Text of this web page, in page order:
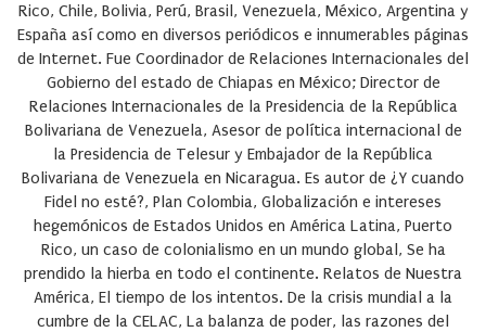
Rico, Chile, Bolivia, Perú, Brasil, Venezuela, México, Argentina y
España así como en diversos periódicos e innumerables páginas
de Internet. Fue Coordinador de Relaciones Internacionales del
Gobierno del estado de Chiapas en México; Director de
Relaciones Internacionales de la Presidencia de la República
Bolivariana de Venezuela, Asesor de política internacional de
la Presidencia de Telesur y Embajador de la República
Bolivariana de Venezuela en Nicaragua. Es autor de ¿Y cuando
Fidel no esté?, Plan Colombia, Globalización e intereses
hegemónicos de Estados Unidos en América Latina, Puerto
Rico, un caso de colonialismo en un mundo global, Se ha
prendido la hierba en todo el continente. Relatos de Nuestra
América, El tiempo de los intentos. De la crisis mundial a la
cumbre de la CELAC, La balanza de poder, las razones del